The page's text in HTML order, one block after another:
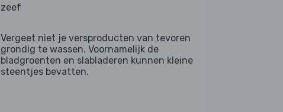
zeef
Vergeet niet je versproducten van tevoren
grondig te wassen. Voornamelijk de
bladgroenten en slabladeren kunnen kleine
steentjes bevatten.